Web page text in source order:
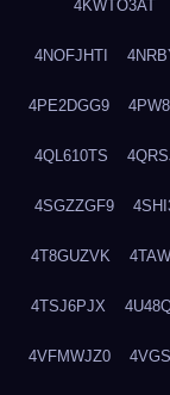
4KWTO3AT
4NOFJHTI
4PE2DGG9
4QL610TS
4SGZZGF9
4T8GUZVK
4TSJ6PJX
4VFMWJZ0